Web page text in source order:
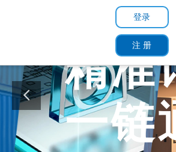
精准
一链
注 册
登录